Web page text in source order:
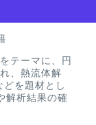
テーマに、円
、熱流体解
を題材とし
解析結果の確